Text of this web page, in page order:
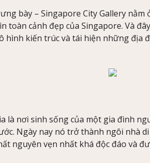
bày – Singapore City Gallery nằm
toàn cảnh đẹp của Singapore. Và
hình kiến trúc và tái hiện những địa
là nơi sinh sống của một gia đình
Ngày nay nó trở thành ngôi nhà
nguyên vẹn nhất khá độc đáo và